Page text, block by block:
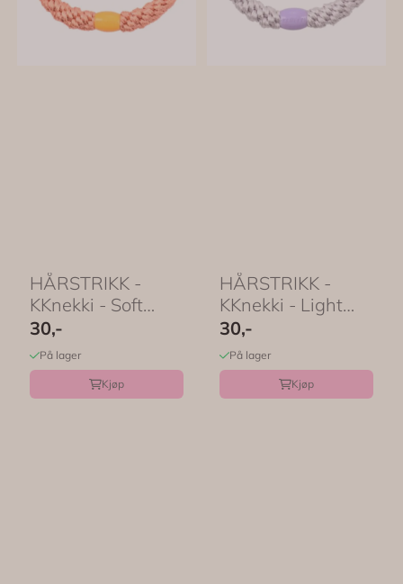
HÅRSTRIKK -
KKnekki - Soft
30,-
På lager
Kjøp
HÅRSTRIKK -
KKnekki - Light
Lavendel - Bon
Dep
30,-
På lager
Kjøp